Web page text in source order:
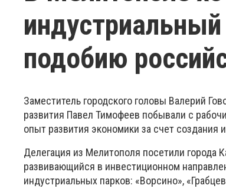
подобию
Заместитель городского головы Валерий
развития Павел Тимофеев побывали с
опыт развития экономики за счет создания
Делегация из Мелитополя посетили города
развивающийся в инвестиционном
индустриальных парков: «Ворсино»,